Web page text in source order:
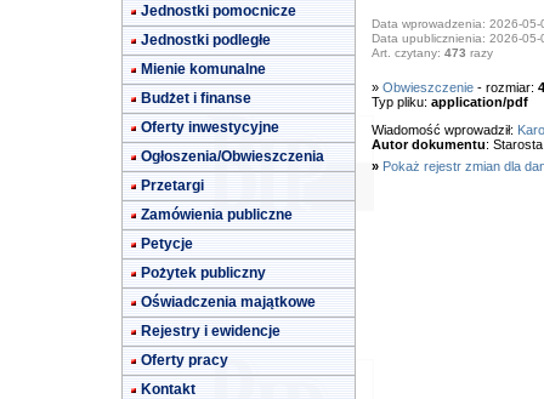
Jednostki pomocnicze
Jednostki podległe
Mienie komunalne
Budżet i finanse
Oferty inwestycyjne
Ogłoszenia/Obwieszczenia
Przetargi
Zamówienia publiczne
Petycje
Pożytek publiczny
Oświadczenia majątkowe
Rejestry i ewidencje
Oferty pracy
Kontakt
Data wprowadzenia: 2026-05-
Data upublicznienia: 2026-05-
Art. czytany: 473 razy
» Obwieszczenie - rozmiar:
Typ pliku: application/pdf
Wiadomość wprowadził:
Autor dokumentu:
» Pokaż rejestr zmian dla